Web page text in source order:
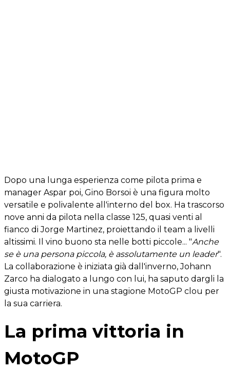
Dopo una lunga esperienza come pilota prima e
manager Aspar poi, Gino Borsoi è una figura molto
versatile e polivalente all'interno del box. Ha trascorso
nove anni da pilota nella classe 125, quasi venti al
fianco di Jorge Martinez, proiettando il team a livelli
altissimi. Il vino buono sta nelle botti piccole... "Anche
se è una persona piccola, è assolutamente un leader".
La collaborazione è iniziata già dall'inverno, Johann
Zarco ha dialogato a lungo con lui, ha saputo dargli la
giusta motivazione in una stagione MotoGP clou per
la sua carriera.
La prima vittoria in
MotoGP